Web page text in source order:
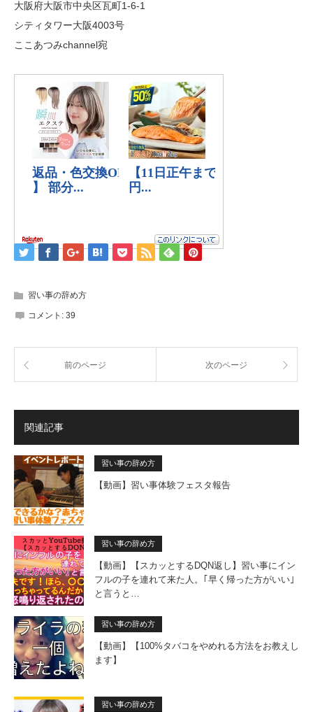
大阪府大阪市中央区瓦町1-6-1
シティタワー大阪4003号
ここあつみchannel宛
習い事の辞め方
コメント: 39
前のページ 次のページ
関連記事
習い事の辞め方
【動画】習い事体験フェスタ報告
習い事の辞め方
【動画】【スカッとするDQN返し】習い事にイン
フルの子を連れて来た人。｢早く帰った方がいい｣
と言うと…
習い事の辞め方
【動画】【100%タバコをやめれる方法をお教えし
ます】
習い事の辞め方